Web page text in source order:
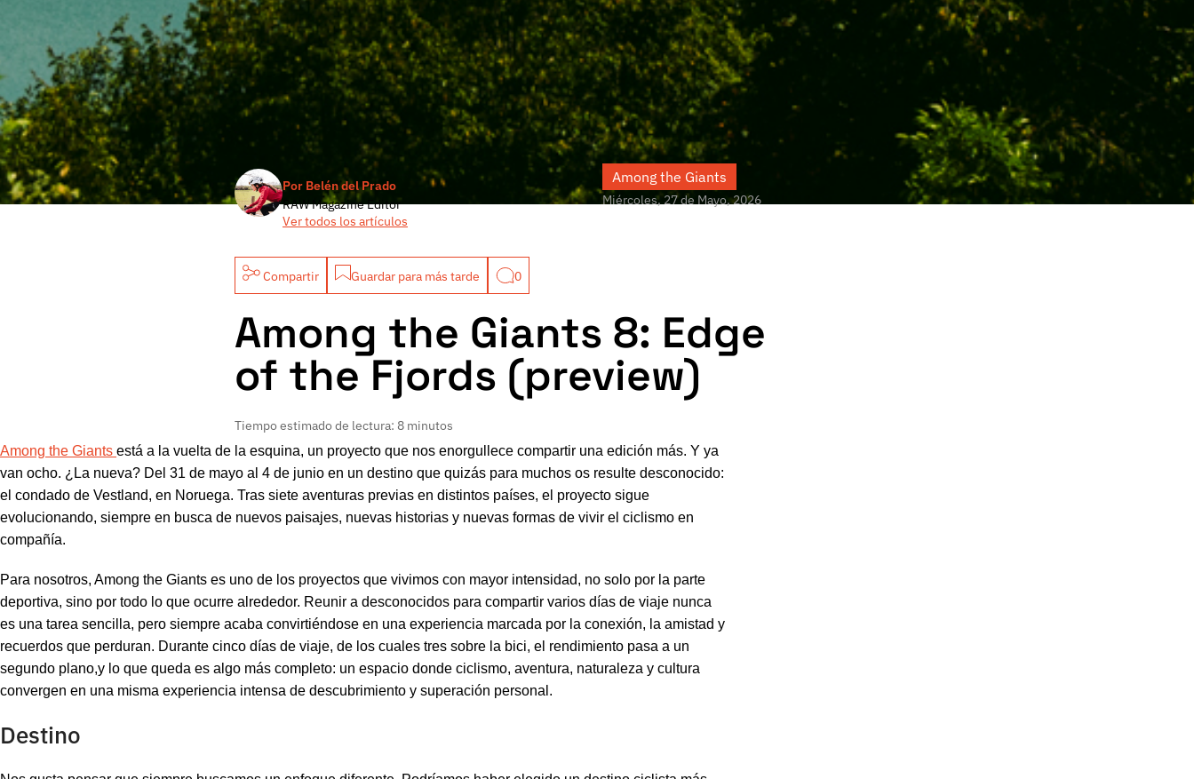
Por Belén del Prado
RAW Magazine Editor
Ver todos los artículos
Among the Giants
Miércoles, 27 de Mayo, 2026
Compartir Guardar para más tarde 0
Among the Giants 8: Edge
of the Fjords (preview)
Tiempo estimado de lectura: 8 minutos
Among the Giantsestá a la vuelta de la esquina, un proyecto que nos enorgullece compartir una edición más. Y ya
van ocho. ¿La nueva? Del 31 de mayo al 4 de junio en un destino que quizás para muchos os resulte desconocido:
el condado de Vestland, en Noruega. Tras siete aventuras previas en distintos países, el proyecto sigue
evolucionando, siempre en busca de nuevos paisajes, nuevas historias y nuevas formas de vivir el ciclismo en
compañía.
Para nosotros, Among the Giants es uno de los proyectos que vivimos con mayor intensidad, no solo por la parte
deportiva, sino por todo lo que ocurre alrededor. Reunir a desconocidos para compartir varios días de viaje nunca
es una tarea sencilla, pero siempre acaba convirtiéndose en una experiencia marcada por la conexión, la amistad y
recuerdos que perduran. Durante cinco días de viaje, de los cuales tres sobre la bici, el rendimiento pasa a un
segundo plano,y lo que queda es algo más completo: un espacio donde ciclismo, aventura, naturaleza y cultura
convergen en una misma experiencia intensa de descubrimiento y superación personal.
Destino